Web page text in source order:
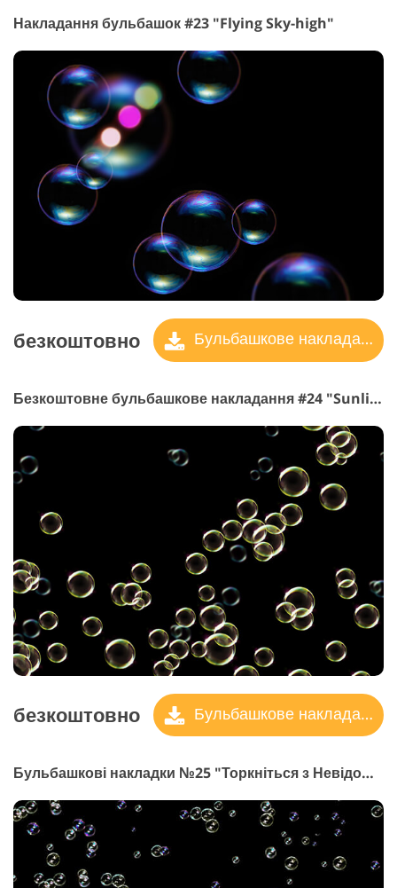
Накладання бульбашок #23 "Flying Sky-high"
безкоштовно Бульбашкове накладання
Безкоштовне бульбашкове накладання #24 "Sunlit Dream"
безкоштовно Бульбашкове накладання
Бульбашкові накладки №25 "Торкніться з Невідомо"